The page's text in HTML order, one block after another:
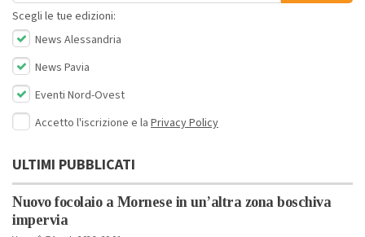
Scegli le tue edizioni:
News Alessandria
News Pavia
Eventi Nord-Ovest
Accetto l'iscrizione e la Privacy Policy
ULTIMI PUBBLICATI
Nuovo focolaio a Mornese in un’altra zona boschiva
impervia